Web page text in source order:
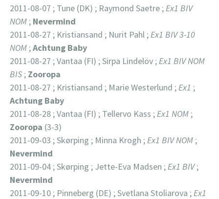
2011-08-07 ; Tune (DK) ; Raymond Saetre ;Ex1 BIV
NOM ; Nevermind
2011-08-27 ; Kristiansand ; Nurit Pahl ;Ex1 BIV 3-10
NOM ;Achtung Baby
2011-08-27 ; Vantaa (FI) ; Sirpa Lindelöv ;Ex1 BIV NOM
BIS ; Zooropa
2011-08-27 ; Kristiansand ; Marie Westerlund ;Ex1 ;
Achtung Baby
2011-08-28 ; Vantaa (FI) ; Tellervo Kass ;Ex1 NOM ;
Zooropa (3-3)
2011-09-03 ; Skørping ; Minna Krogh ;Ex1 BIV NOM ;
Nevermind
2011-09-04 ; Skørping ; Jette-Eva Madsen ;Ex1 BIV;
Nevermind
2011-09-10 ; Pinneberg (DE) ; Svetlana Stoliarova ;Ex1